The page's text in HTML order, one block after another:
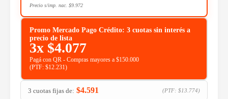
Precio s/imp. nac. $9.972
Promo Mercado Pago Crédito: 3 cuotas sin interés a
precio de lista
3x $4.077
Pagá con QR - Compras mayores a $150.000
(PTF: $12.231)
3 cuotas fijas de: $4.591 (PTF: $13.774)